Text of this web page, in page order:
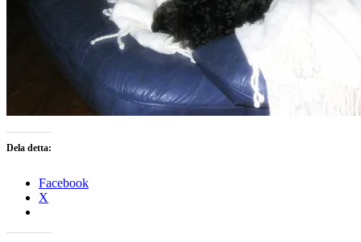
Dela detta:
Facebook
X